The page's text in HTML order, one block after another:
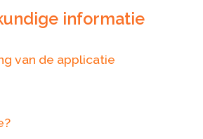
informatie
van de applicatie